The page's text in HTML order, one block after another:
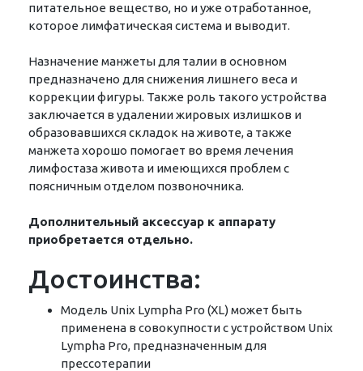
питательное вещество, но и уже отработанное,
которое лимфатическая система и выводит.
Назначение манжеты для талии в основном
предназначено для снижения лишнего веса и
коррекции фигуры. Также роль такого устройства
заключается в удалении жировых излишков и
образовавшихся складок на животе, а также
манжета хорошо помогает во время лечения
лимфостаза живота и имеющихся проблем с
поясничным отделом позвоночника.
Дополнительный аксессуар к аппарату
приобретается отдельно.
Достоинства:
Модель Unix Lympha Pro (XL) может быть
применена в совокупности с устройством Unix
Lympha Pro, предназначенным для
прессотерапии